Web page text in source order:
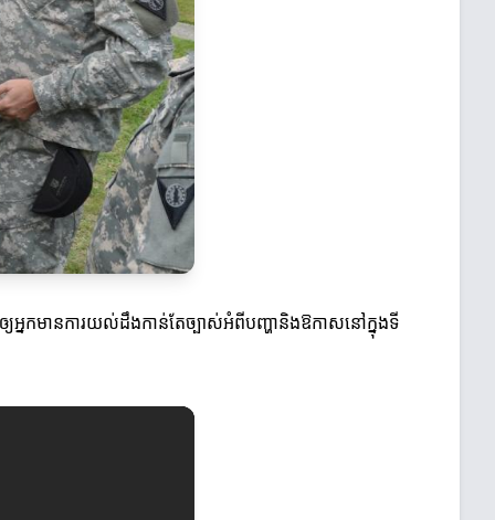
អ្នកមានការយល់ដឹងកាន់តែច្បាស់អំពីបញ្ហានិងឱកាសនៅក្នុងទី